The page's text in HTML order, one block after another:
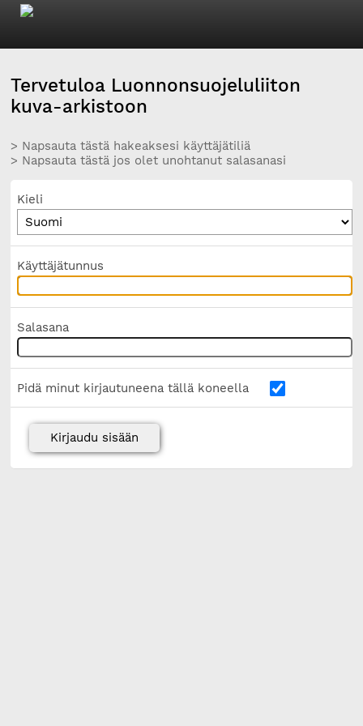
Tervetuloa Luonnonsuojeluliiton
kuva-arkistoon
> Napsauta tästä hakeaksesi käyttäjätiliä
> Napsauta tästä jos olet unohtanut salasanasi
Kieli
Käyttäjätunnus
Salasana
Pidä minut kirjautuneena tällä koneella